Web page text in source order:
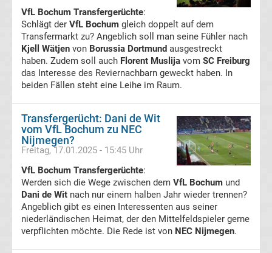
-
Meldungen
vom
Trainerentlassungen
Bundesliga
Porträts
Fußballklubs
VfL Bochum Transfergerüchte:
Schlägt der VfL Bochum gleich doppelt auf dem
Transfermarkt zu? Angeblich soll man seine Fühler nach
Kjell Wätjen von Borussia Dortmund ausgestreckt
haben. Zudem soll auch Florent Muslija vom SC Freiburg
das Interesse des Reviernachbarn geweckt haben. In
beiden Fällen steht eine Leihe im Raum.
Transfergerücht: Dani de Wit
vom VfL Bochum zu NEC
Nijmegen?
Freitag, 17.01.2025 - 15:45 Uhr
VfL Bochum Transfergerüchte:
Werden sich die Wege zwischen dem VfL Bochum und
Dani de Wit nach nur einem halben Jahr wieder trennen?
Angeblich gibt es einen Interessenten aus seiner
niederländischen Heimat, der den Mittelfeldspieler gerne
verpflichten möchte. Die Rede ist von NEC Nijmegen.